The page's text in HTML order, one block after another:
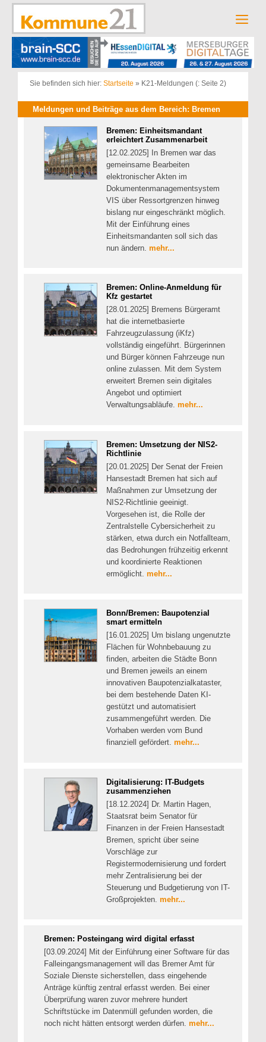
Zum
springen
Sie befinden sich hier: Startseite » K21-Meldungen (: Seite 2)
Meldungen und Beiträge aus dem Bereich: Bremen
Bremen: Einheitsmandant
erleichtert Zusammenarbeit
[12.02.2025] In Bremen war das
gemeinsame Bearbeiten
elektronischer Akten im
Dokumentenmanagementsystem
VIS über Ressortgrenzen hinweg
bislang nur eingeschränkt möglich.
Mit der Einführung eines
Einheitsmandanten soll sich das
nun ändern. mehr...
Bremen: Online-Anmeldung für
Kfz gestartet
[28.01.2025] Bremens Bürgeramt
hat die internetbasierte
Fahrzeugzulassung (iKfz)
vollständig eingeführt. Bürgerinnen
und Bürger können Fahrzeuge nun
online zulassen. Mit dem System
erweitert Bremen sein digitales
Angebot und optimiert
Verwaltungsabläufe. mehr...
Bremen: Umsetzung der NIS2-
Richtlinie
[20.01.2025] Der Senat der Freien
Hansestadt Bremen hat sich auf
Maßnahmen zur Umsetzung der
NIS2-Richtlinie geeinigt.
Vorgesehen ist, die Rolle der
Zentralstelle Cybersicherheit zu
stärken, etwa durch ein Notfallteam,
das Bedrohungen frühzeitig erkennt
und koordinierte Reaktionen
ermöglicht. mehr...
Bonn/Bremen: Baupotenzial
smart ermitteln
[16.01.2025] Um bislang ungenutzte
Flächen für Wohnbebauung zu
finden, arbeiten die Städte Bonn
und Bremen jeweils an einem
innovativen Baupotenzialkataster,
bei dem bestehende Daten KI-
gestützt und automatisiert
zusammengeführt werden. Die
Vorhaben werden vom Bund
finanziell gefördert. mehr...
Digitalisierung: IT-Budgets
zusammenziehen
[18.12.2024] Dr. Martin Hagen,
Staatsrat beim Senator für
Finanzen in der Freien Hansestadt
Bremen, spricht über seine
Vorschläge zur
Registermodernisierung und fordert
mehr Zentralisierung bei der
Steuerung und Budgetierung von IT-
Großprojekten. mehr...
Bremen: Posteingang wird digital erfasst
[03.09.2024] Mit der Einführung einer Software für das
Falleingangsmanagement will das Bremer Amt für
Soziale Dienste sicherstellen, dass eingehende
Anträge künftig zentral erfasst werden. Bei einer
Überprüfung waren zuvor mehrere hundert
Schriftstücke im Datenmüll gefunden worden, die
noch nicht hätten entsorgt werden dürfen. mehr...